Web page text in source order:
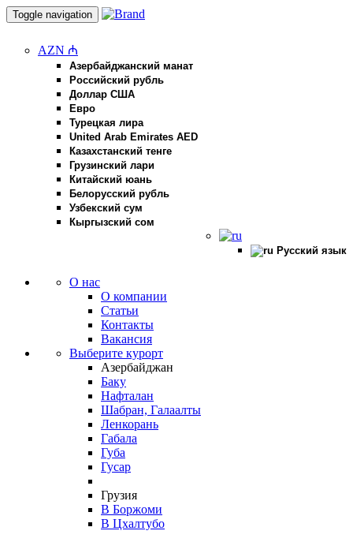
Toggle navigation
AZN ₼
Азербайджанский манат
Российский рубль
Доллар США
Евро
Турецкая лира
United Arab Emirates AED
Казахстанский тенге
Грузинский лари
Китайский юань
Белорусский рубль
Узбекский сум
Кыргызский сом
Русский язык
О нас
О компании
Статьи
Контакты
Вакансия
Выберите курорт
Азербайджан
Баку
Нафталан
Шабран, Галаалты
Ленкорань
Габала
Губа
Гусар
Грузия
В Боржоми
В Цхалтубо